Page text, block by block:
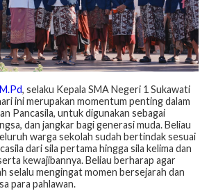
M.Pd, selaku Kepala SMA Negeri 1 Sukawati
ini merupakan momentum penting dalam
Pancasila, untuk digunakan sebagai
dan jangkar bagi generasi muda. Beliau
warga sekolah sudah bertindak sesuai
dari sila pertama hingga sila kelima dan
kewajibannya. Beliau berharap agar
selalu mengingat momen bersejarah dan
para pahlawan.